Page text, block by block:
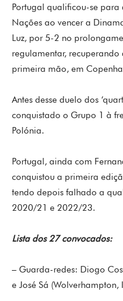
Portugal qualificou-se
Nações ao vencer a
Luz, por 5-2 no
regulamentar,
primeira mão, em
Antes desse duelo dos
conquistado o Grupo 1 à
Polónia.
Portugal, ainda com
conquistou a primeira
tendo depois falhado a
2020/21 e 2022/23.
Lista dos 27 convocados:
– Guarda-redes: Diogo
e José Sá (Wolverhampton,